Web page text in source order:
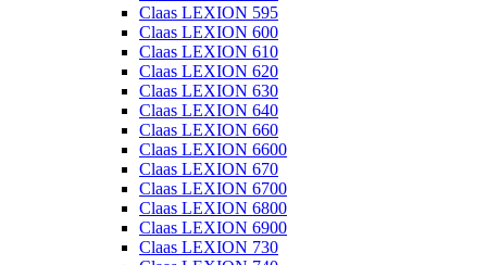
Claas LEXION 595
Claas LEXION 600
Claas LEXION 610
Claas LEXION 620
Claas LEXION 630
Claas LEXION 640
Claas LEXION 660
Claas LEXION 6600
Claas LEXION 670
Claas LEXION 6700
Claas LEXION 6800
Claas LEXION 6900
Claas LEXION 730